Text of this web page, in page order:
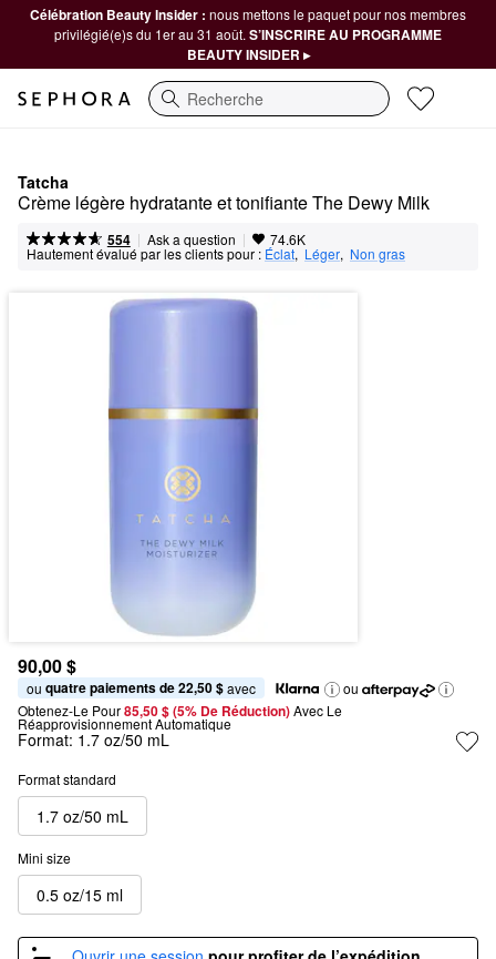
Célébration Beauty Insider : nous mettons le paquet pour nos membres
privilégié(e)s du 1er au 31 août. S’INSCRIRE AU PROGRAMME
BEAUTY INSIDER ▸
Recherche
Tatcha
Crème légère hydratante et tonifiante The Dewy Milk
554 | Ask a question | 74.6K
Hautement évalué par les clients pour : Éclat, Léger, Non gras
90,00 $
ou quatre paiements de 22,50 $ avec
ou
Obtenez-Le Pour85,50 $ (5% De Réduction) Avec Le
Réapprovisionnement Automatique
Format: 1.7 oz/50 mL
Format standard
1.7 oz/50 mL
Mini size
0.5 oz/15 ml